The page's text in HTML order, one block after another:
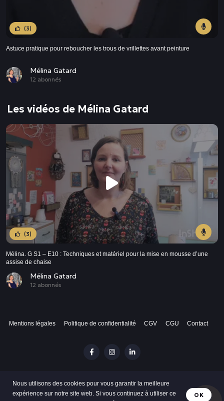
(3)
Astuce pratique pour reboucher les trous de vrillettes avant peinture
Mélina Gatard
12 abonnés
Les vidéos de Mélina Gatard
(3)
Mélina. G S1 – E10 : Techniques et matériel pour la mise en mousse d’une
assise de chaise
Mélina Gatard
12 abonnés
Mentions légales Politique de confidentialité CGV CGU Contact
©2024 Vibes 432. Tous droits réservés
Nous utilisons des cookies pour vous garantir la meilleure
expérience sur notre site web. Si vous continuez à utiliser ce
OK